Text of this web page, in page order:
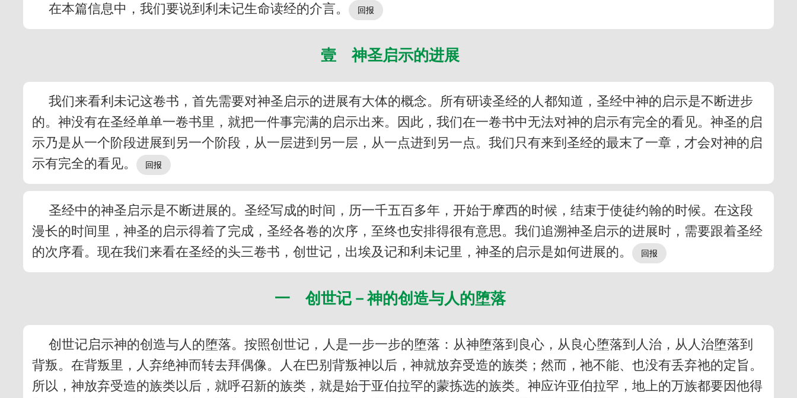
在本篇信息中，我们要说到利未记生命读经的介言。
壹 神圣启示的进展
我们来看利未记这卷书，首先需要对神圣启示的进展有大体的概念。所有研读圣经的人都知道，圣经中神的启示是不断进步
的。神没有在圣经单单一卷书里，就把一件事完满的启示出来。因此，我们在一卷书中无法对神的启示有完全的看见。神圣的启
示乃是从一个阶段进展到另一个阶段，从一层进到另一层，从一点进到另一点。我们只有来到圣经的最末了一章，才会对神的启
示有完全的看见。
圣经中的神圣启示是不断进展的。圣经写成的时间，历一千五百多年，开始于摩西的时候，结束于使徒约翰的时候。在这段
漫长的时间里，神圣的启示得着了完成，圣经各卷的次序，至终也安排得很有意思。我们追溯神圣启示的进展时，需要跟着圣经
的次序看。现在我们来看在圣经的头三卷书，创世记，出埃及记和利未记里，神圣的启示是如何进展的。
一 创世记－神的创造与人的堕落
创世记启示神的创造与人的堕落。按照创世记，人是一步一步的堕落：从神堕落到良心，从良心堕落到人治，从人治堕落到
背叛。在背叛里，人弃绝神而转去拜偶像。人在巴别背叛神以后，神就放弃受造的族类；然而，祂不能、也没有丢弃祂的定旨。
所以，神放弃受造的族类以后，就呼召新的族类，就是始于亚伯拉罕的蒙拣选的族类。神应许亚伯拉罕，地上的万族都要因他得